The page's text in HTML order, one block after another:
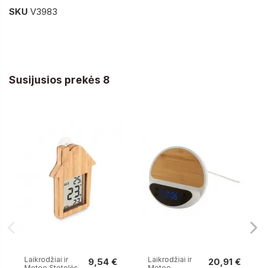
SKU V3983
Susijusios prekės 8
Laikrodžiai ir
9,54 €
Laikrodžiai ir
20,91 €